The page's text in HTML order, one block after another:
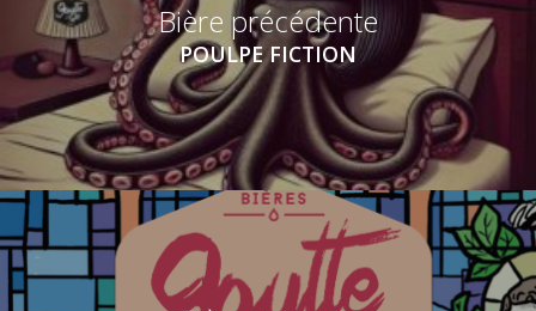
Bière précédente
POULPE FICTION